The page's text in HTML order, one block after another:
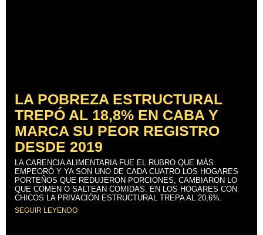
LA POBREZA ESTRUCTURAL
TREPÓ AL 18,8% EN CABA Y
MARCA SU PEOR REGISTRO
DESDE 2019
LA CARENCIA ALIMENTARIA FUE EL RUBRO QUE MÁS
EMPEORÓ Y YA SON UNO DE CADA CUATRO LOS HOGARES
PORTEÑOS QUE REDUJERON PORCIONES, CAMBIARON LO
QUE COMEN O SALTEAN COMIDAS. EN LOS HOGARES CON
CHICOS LA PRIVACIÓN ESTRUCTURAL TREPA AL 20,6%.
SEGUIR LEYENDO